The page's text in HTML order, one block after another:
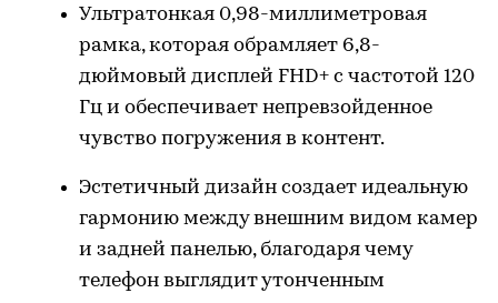
Ультратонкая 0,98-миллиметровая
рамка, которая обрамляет 6,8-
дюймовый дисплей FHD+ с частотой 120
Гц и обеспечивает непревзойденное
чувство погружения в контент.
Эстетичный дизайн создает идеальную
гармонию между внешним видом камер
и задней панелью, благодаря чему
телефон выглядит утонченным